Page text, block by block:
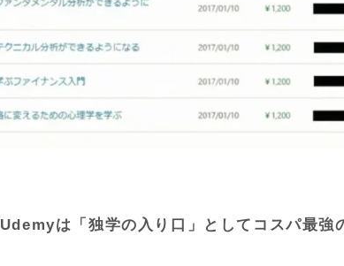
Udemyは「独学の入り口」としてコスパ最強